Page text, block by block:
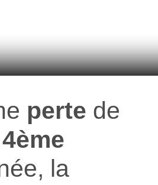
perte de
4ème
la